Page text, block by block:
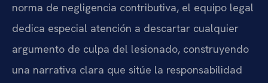
norma de negligencia contributiva, el equipo legal
dedica especial atención a descartar cualquier
argumento de culpa del lesionado, construyendo
una narrativa clara que sitúe la responsabilidad